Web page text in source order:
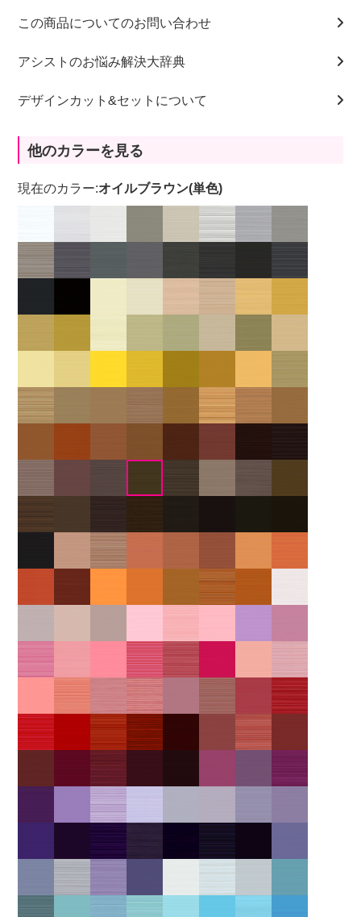
この商品についてのお問い合わせ
アシストのお悩み解決大辞典
デザインカット&セットについて
他のカラーを見る
現在のカラー:オイルブラウン(単色)